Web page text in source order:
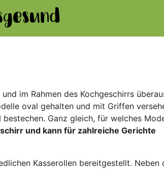
im Rahmen des Kochgeschirrs
oval gehalten und mit Griffen
Ganz gleich, für welches
und kann für zahlreiche Gerichte
Kasserollen bereitgestellt. Neben